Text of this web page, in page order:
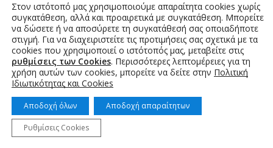
ΚΜ
2,50€ – 5,20€
© 2022 topotistiraki.gr | Powered by idcs
Στον ιστότοπό μας χρησιμοποιούμε απαραίτητα cookies χωρίς
συγκατάθεση, αλλά και προαιρετικά με συγκατάθεση. Μπορείτε
να δώσετε ή να αποσύρετε τη συγκατάθεσή σας οποιαδήποτε
στιγμή. Για να διαχειριστείτε τις προτιμήσεις σας σχετικά με τα
cookies που χρησιμοποιεί ο ιστότοπός μας, μεταβείτε στις
ρυθμίσεις των Cookies. Περισσότερες λεπτομέρειες για τη
χρήση αυτών των cookies, μπορείτε να δείτε στην Πολιτική
Ιδιωτικότητας και Cookies
Αποδοχή όλων Αποδοχή απαραίτητων
Ρυθμίσεις Cookies